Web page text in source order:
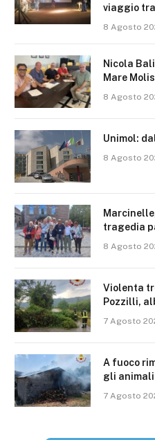
viaggio
8 Agosto
Nicola
Mare
8 Agosto
Unimol:
8 Agosto
tragedia
8 Agosto
Violenta
Pozzilli,
7 Agosto
A fuoco
gli animali
7 Agosto